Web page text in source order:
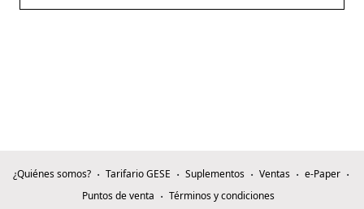
¿Quiénes somos? Tarifario GESE Suplementos Ventas
e-Paper
Puntos de venta
Términos y condiciones